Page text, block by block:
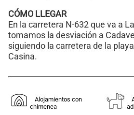
CÓMO LLEGAR
En la carretera N-632 que va a
tomamos la desviación a
siguiendo la carretera de la
Casina.
Alojamientos con
chimenea